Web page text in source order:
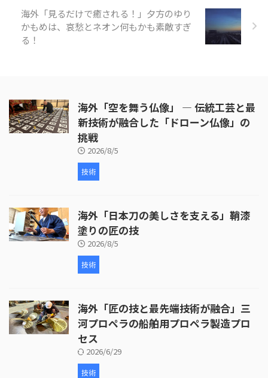
した技術が必要 ...
海外「見るだけで癒される！」夕方のゆり
かもめは、哀愁とネオン何もかも素敵すぎ
る！
海外「空を舞う仏像」 ― 伝統工芸と最
新技術が融合した「ドローン仏像」の
挑戦
2026/8/5
技術
海外「日本刀の美しさを支える」鞘漆
塗りの匠の技
2026/8/5
技術
海外「匠の技と最先端技術が融合」三
河プロペラの船舶用プロペラ製造プロ
セス
2026/6/29
技術